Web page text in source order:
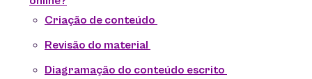
Criação de conteúdo
Revisão do material
Diagramação do conteúdo escrito